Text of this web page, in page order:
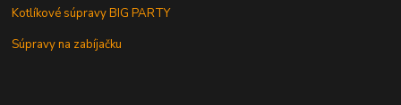
Kotlíkové súpravy BIG PARTY
Súpravy na zabíjačku